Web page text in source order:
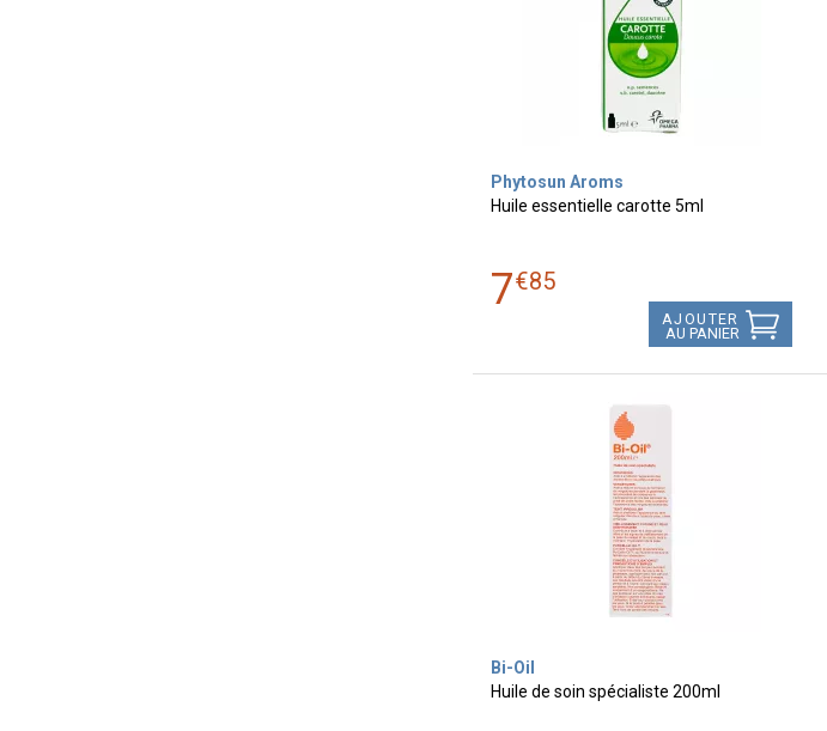
Phytosun Aroms
Huile essentielle carotte 5ml
7€85
AJOUTER
AU PANIER
Bi-Oil
Huile de soin spécialiste 200ml